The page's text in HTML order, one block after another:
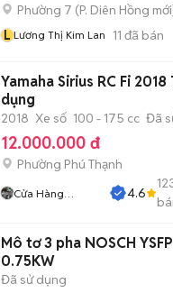
Phường 7 (P. Diên Hồng
L Lương Thị Kim Lan 11 đã bán
Yamaha Sirius RC Fi
dụng
2018 Xe số 100 - 175 cc Đã
12.000.000 đ
Phường Phú Thạnh
Cửa Hàng
4.6
Mô tơ 3 pha NOSCH
0.75KW
Đã sử dụng